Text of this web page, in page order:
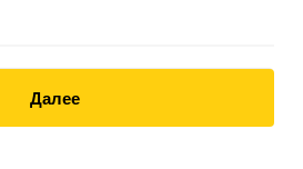
Далее